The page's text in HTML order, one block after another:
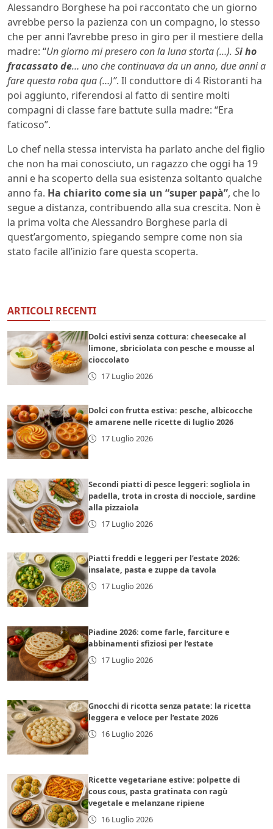
Alessandro Borghese ha poi raccontato che un giorno
avrebbe perso la pazienza con un compagno, lo stesso
che per anni l’avrebbe preso in giro per il mestiere della
madre: “Un giorno mi presero con la luna storta (…). Si ho
fracassato de… uno che continuava da un anno, due anni a
fare questa roba qua (…)”. Il conduttore di 4 Ristoranti ha
poi aggiunto, riferendosi al fatto di sentire molti
compagni di classe fare battute sulla madre: “Era
faticoso”.
Lo chef nella stessa intervista ha parlato anche del figlio
che non ha mai conosciuto, un ragazzo che oggi ha 19
anni e ha scoperto della sua esistenza soltanto qualche
anno fa. Ha chiarito come sia un “super papà”, che lo
segue a distanza, contribuendo alla sua crescita. Non è
la prima volta che Alessandro Borghese parla di
quest’argomento, spiegando sempre come non sia
stato facile all’inizio fare questa scoperta.
ARTICOLI RECENTI
Dolci estivi senza cottura: cheesecake al
limone, sbriciolata con pesche e mousse al
cioccolato
17 Luglio 2026
Dolci con frutta estiva: pesche, albicocche
e amarene nelle ricette di luglio 2026
17 Luglio 2026
Secondi piatti di pesce leggeri: sogliola in
padella, trota in crosta di nocciole, sardine
alla pizzaiola
17 Luglio 2026
Piatti freddi e leggeri per l’estate 2026:
insalate, pasta e zuppe da tavola
17 Luglio 2026
Piadine 2026: come farle, farciture e
abbinamenti sfiziosi per l’estate
17 Luglio 2026
Gnocchi di ricotta senza patate: la ricetta
leggera e veloce per l’estate 2026
16 Luglio 2026
Ricette vegetariane estive: polpette di
cous cous, pasta gratinata con ragù
vegetale e melanzane ripiene
16 Luglio 2026